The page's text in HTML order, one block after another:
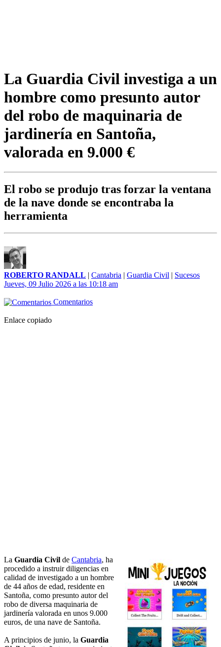
La Guardia Civil investiga a un
hombre como presunto autor
del robo de maquinaria de
jardinería en Santoña,
valorada en 9.000 €
El robo se produjo tras forzar la ventana
de la nave donde se encontraba la
herramienta
ROBERTO RANDALL | Cantabria | Guardia Civil | Sucesos
Jueves, 09 Julio 2026 a las 10:18 am
Comentarios
Enlace copiado
La Guardia Civil de Cantabria, ha
procedido a instruir diligencias en
calidad de investigado a un hombre
de 44 años de edad, residente en
Santoña, como presunto autor del
robo de diversa maquinaria de
jardinería valorada en unos 9.000
euros, de una nave de Santoña.
A principios de junio, la Guardia